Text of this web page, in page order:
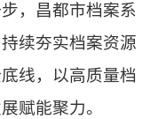
，昌都市档案系
续夯实档案资源
线，以高质量档
赋能聚力。